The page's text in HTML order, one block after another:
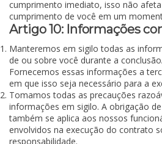
cumprimento imediato, isso não
cumprimento de você em um
Artigo 10: Informações
Manteremos em sigilo todas as
de ou sobre você durante a
Fornecemos essas informações a
em que isso seja necessário para a
Tomamos todas as precauções
informações em sigilo. A obrigação
também se aplica aos nossos
envolvidos na execução do contrato
responsabilidade.